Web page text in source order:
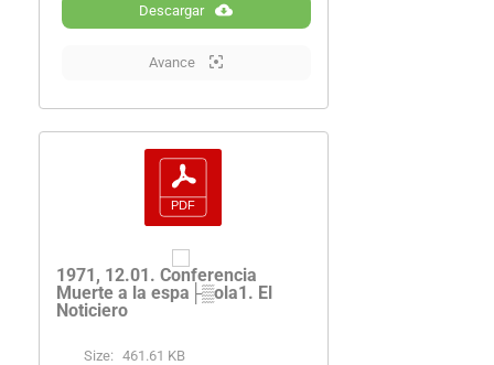
Descargar
Avance
1971, 12.01. Conferencia
Muerte a la espa├▒ola1. El
Noticiero
Size: 461.61 KB